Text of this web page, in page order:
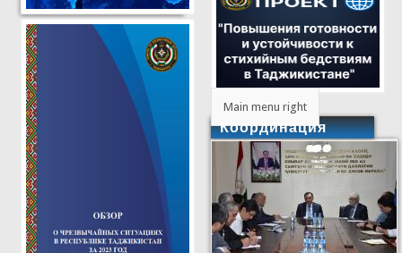
Main menu right
Координация